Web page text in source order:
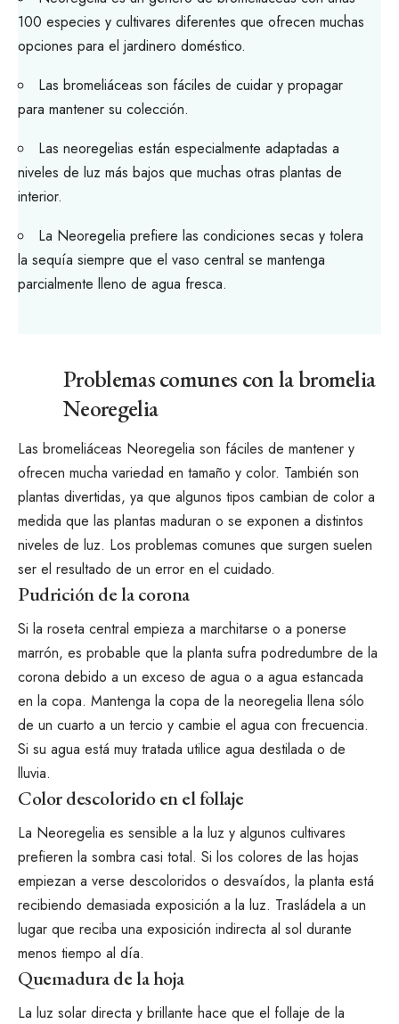
100 especies y cultivares diferentes que ofrecen muchas
opciones para el jardinero doméstico.
Las bromeliáceas son fáciles de cuidar y propagar
para mantener su colección.
Las neoregelias están especialmente adaptadas a
niveles de luz más bajos que muchas otras plantas de
interior.
La Neoregelia prefiere las condiciones secas y tolera
la sequía siempre que el vaso central se mantenga
parcialmente lleno de agua fresca.
Problemas comunes con la bromelia
Neoregelia
Las bromeliáceas Neoregelia son fáciles de mantener y
ofrecen mucha variedad en tamaño y color. También son
plantas divertidas, ya que algunos tipos cambian de color a
medida que las plantas maduran o se exponen a distintos
niveles de luz. Los problemas comunes que surgen suelen
ser el resultado de un error en el cuidado.
Pudrición de la corona
Si la roseta central empieza a marchitarse o a ponerse
marrón, es probable que la planta sufra podredumbre de la
corona debido a un exceso de agua o a agua estancada
en la copa. Mantenga la copa de la neoregelia llena sólo
de un cuarto a un tercio y cambie el agua con frecuencia.
Si su agua está muy tratada utilice agua destilada o de
lluvia.
Color descolorido en el follaje
La Neoregelia es sensible a la luz y algunos cultivares
prefieren la sombra casi total. Si los colores de las hojas
empiezan a verse descoloridos o desvaídos, la planta está
recibiendo demasiada exposición a la luz. Trasládela a un
lugar que reciba una exposición indirecta al sol durante
menos tiempo al día.
Quemadura de la hoja
La luz solar directa y brillante hace que el follaje de la